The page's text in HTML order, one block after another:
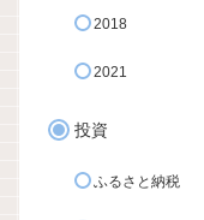
2018
2021
投資
ふるさと納税